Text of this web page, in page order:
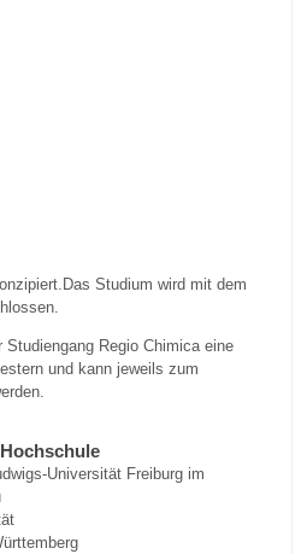
Studium wird mit dem
Regio Chimica eine
und kann jeweils zum
Universität Freiburg im